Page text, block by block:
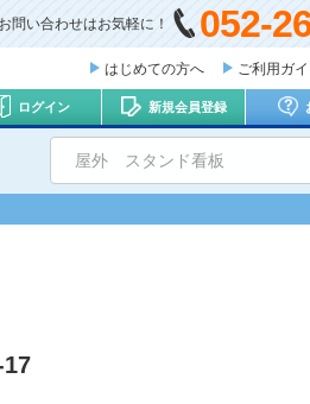
お問い合わせはお気軽に！ 052-
はじめての方へ ご利用ガ
ログイン 新規会員登録
屋外 スタンド看板